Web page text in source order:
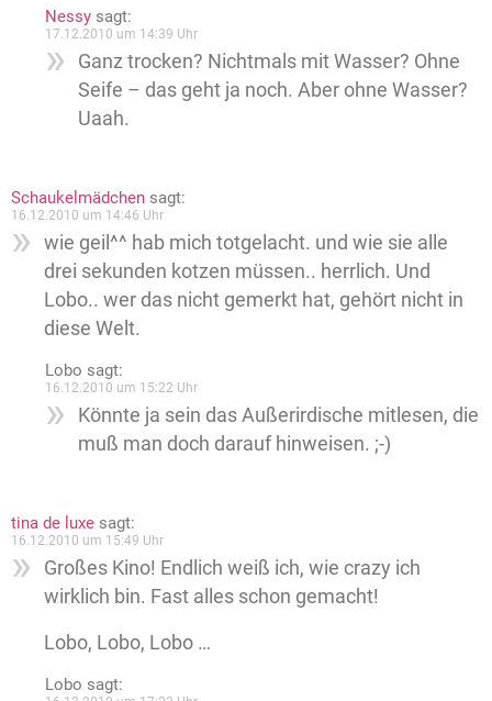
Nessy sagt:
17.12.2010 um 14:39 Uhr
Ganz trocken? Nichtmals mit Wasser? Ohne
Seife – das geht ja noch. Aber ohne Wasser?
Uaah.
Schaukelmädchen sagt:
16.12.2010 um 14:46 Uhr
wie geil^^ hab mich totgelacht. und wie sie alle
drei sekunden kotzen müssen.. herrlich. Und
Lobo.. wer das nicht gemerkt hat, gehört nicht in
diese Welt.
Lobo sagt:
16.12.2010 um 15:22 Uhr
Könnte ja sein das Außerirdische mitlesen, die
muß man doch darauf hinweisen. ;-)
tina de luxe sagt:
16.12.2010 um 15:49 Uhr
Großes Kino! Endlich weiß ich, wie crazy ich
wirklich bin. Fast alles schon gemacht!
Lobo, Lobo, Lobo …
Lobo sagt: